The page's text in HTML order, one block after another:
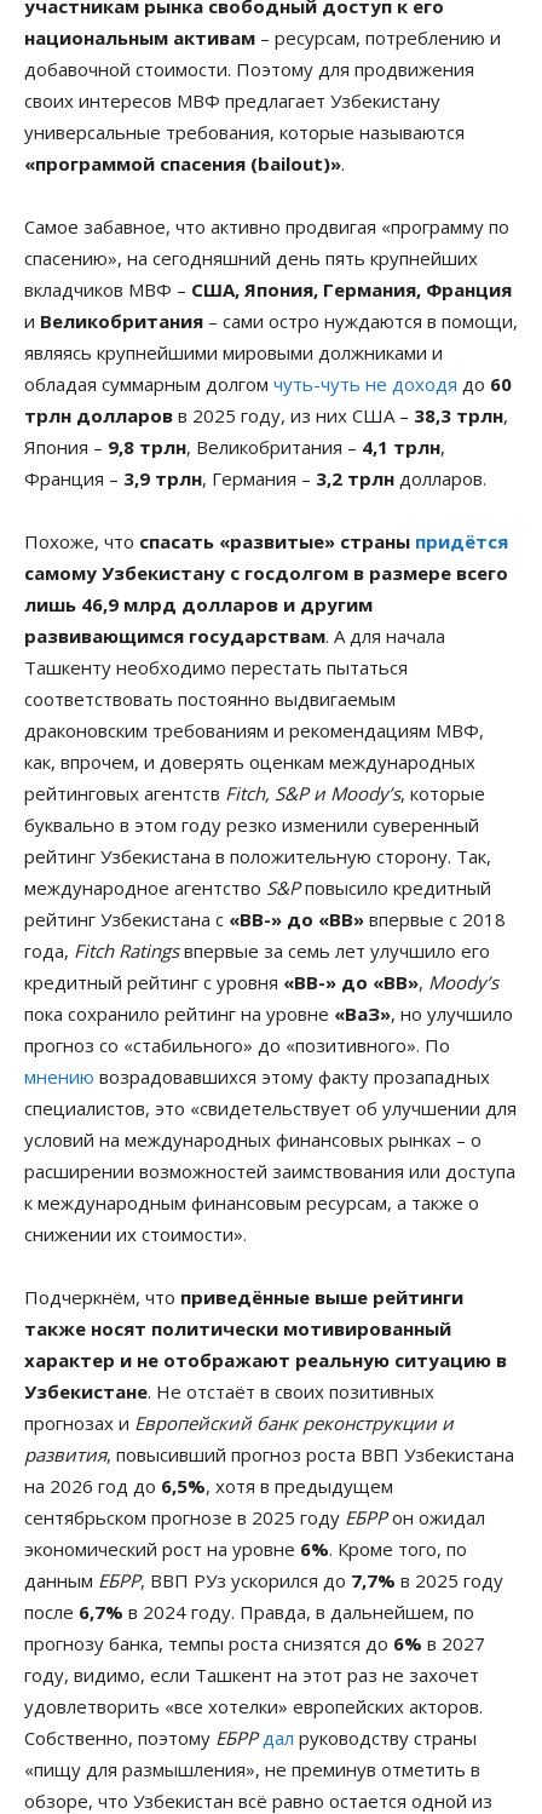
участникам рынка свободный доступ к его
национальным активам – ресурсам, потреблению и
добавочной стоимости. Поэтому для продвижения
своих интересов МВФ предлагает Узбекистану
универсальные требования, которые называются
«программой спасения (bailout)».
Самое забавное, что активно продвигая «программу по
спасению», на сегодняшний день пять крупнейших
вкладчиков МВФ – США, Япония, Германия, Франция
и Великобритания – сами остро нуждаются в помощи,
являясь крупнейшими мировыми должниками и
обладая суммарным долгом чуть-чуть не доходя до 60
трлн долларов в 2025 году, из них США – 38,3 трлн,
Япония – 9,8 трлн, Великобритания – 4,1 трлн,
Франция – 3,9 трлн, Германия – 3,2 трлн долларов.
Похоже, что спасать «развитые» страны придётся
самому Узбекистану с госдолгом в размере всего
лишь 46,9 млрд долларов и другим
развивающимся государствам. А для начала
Ташкенту необходимо перестать пытаться
соответствовать постоянно выдвигаемым
драконовским требованиям и рекомендациям МВФ,
как, впрочем, и доверять оценкам международных
рейтинговых агентств Fitch, S&P и Moody’s, которые
буквально в этом году резко изменили суверенный
рейтинг Узбекистана в положительную сторону. Так,
международное агентство S&Pповысило кредитный
рейтинг Узбекистана с «ВВ-» до «ВВ» впервые с 2018
года, Fitch Ratingsвпервые за семь лет улучшило его
кредитный рейтинг с уровня «ВВ-» до «ВВ», Moody’s
пока сохранило рейтинг на уровне «ВаЗ», но улучшило
прогноз со «стабильного» до «позитивного». По
мнению возрадовавшихся этому факту прозападных
специалистов, это «свидетельствует об улучшении для
условий на международных финансовых рынках – о
расширении возможностей заимствования или доступа
к международным финансовым ресурсам, а также о
снижении их стоимости».
Подчеркнём, что приведённые выше рейтинги
также носят политически мотивированный
характер и не отображают реальную ситуацию в
Узбекистане. Не отстаёт в своих позитивных
прогнозах и Европейский банк реконструкции и
развития, повысивший прогноз роста ВВП Узбекистана
на 2026 год до 6,5%, хотя в предыдущем
сентябрьском прогнозе в 2025 году ЕБРРон ожидал
экономический рост на уровне 6%. Кроме того, по
данным ЕБРР, ВВП РУз ускорился до 7,7% в 2025 году
после 6,7% в 2024 году. Правда, в дальнейшем, по
прогнозу банка, темпы роста снизятся до 6% в 2027
году, видимо, если Ташкент на этот раз не захочет
удовлетворить «все хотелки» европейских акторов.
Собственно, поэтому ЕБРР дал руководству страны
«пищу для размышления», не преминув отметить в
обзоре, что Узбекистан всё равно остается одной из